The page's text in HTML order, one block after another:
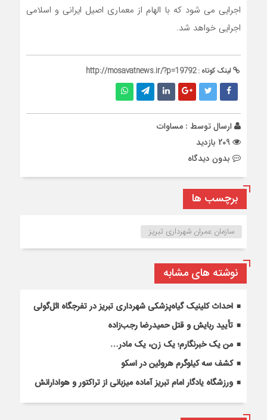
اجرایی می شود که با الهام از معماری اصیل ایرانی و اسلامی
اجرایی خواهد شد.
لینک کوتاه :http://mosavatnews.ir/?p=19792
ارسال توسط : مساوات
بدون دیدگاه
برچسب ها
سازمان عمران شهرداری تبریز
نوشته های مشابه
احداث کلینیک گیاه‌پزشکی شهرداری تبریز در تفرجگاه ائل‌گولی
تأیید ربایش و قتل حمیدرضا رجب‌زاده
من یک خبرنگارم؛ یک زن، یک مادر…
کشف سه کیلوگرم هروئین در اسکو
ورزشگاه یادگار امام تبریز آماده میزبانی از تراکتور و هوادارانش